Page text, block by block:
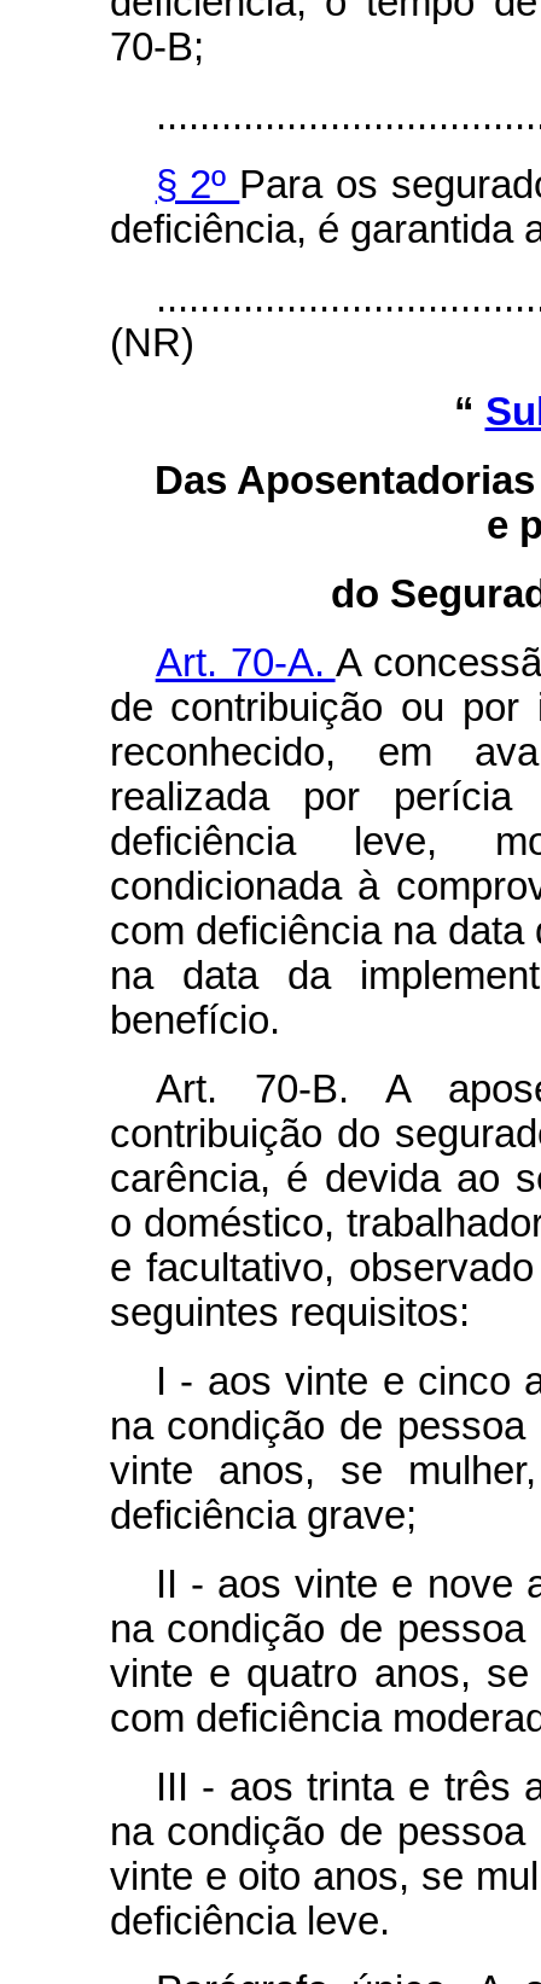
70-B;
§ 2º Para os
deficiência, é garantida
(NR)
“
Das
e
do
Art. 70-A. A
de contribuição ou por
reconhecido, em
realizada por
deficiência leve,
condicionada à
com deficiência na
na data da
benefício.
Art. 70-B. A
contribuição do
carência, é devida ao
o doméstico,
e facultativo,
seguintes requisitos:
I - aos vinte e cinco
na condição de
vinte anos, se
deficiência grave;
II - aos vinte e nove
na condição de
vinte e quatro anos,
com deficiência
III - aos trinta e três
na condição de
vinte e oito anos, se
deficiência leve.